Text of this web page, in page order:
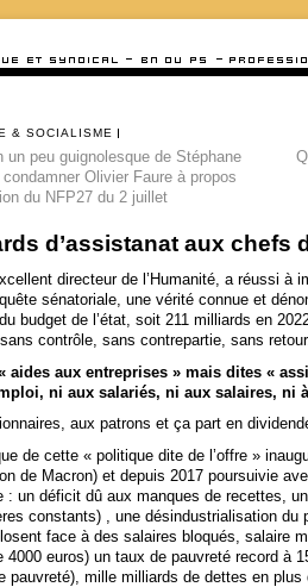
& SOCIALISME
peu guignolesque de Stéphane
condamner Olivier Faure à propos
du NFP27 du 2 juillet
d’assistanat aux chefs
directeur de l’Humanité, a réussi à
sénatoriale, une vérité connue et
budget de l’état, soit 211 milliards en
contrôle, sans contrepartie, sans retour.
aides aux entreprises » mais dites «
ni aux salariés, ni aux salaires, ni
aux patrons et ça part en
de cette « politique dite de l’offre »
de Macron) et depuis 2017 poursuivie
: un déficit dû aux manques de recettes,
constants) , une désindustrialisation du
face à des salaires bloqués, salaire
4000 euros) un taux de pauvreté record à
pauvreté), mille milliards de dettes en plus